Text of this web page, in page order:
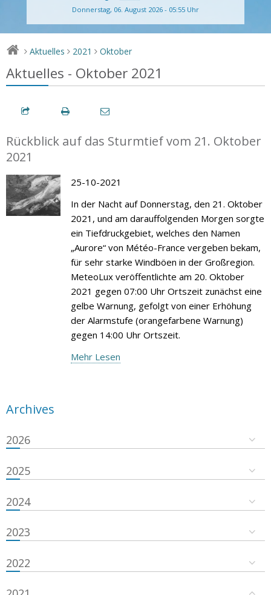
Donnerstag, 06. August 2026 - 05:55 Uhr
> Aktuelles > 2021 > Oktober
Aktuelles - Oktober 2021
Rückblick auf das Sturmtief vom 21. Oktober
2021
25-10-2021
In der Nacht auf Donnerstag, den 21. Oktober
2021, und am darauffolgenden Morgen sorgte
ein Tiefdruckgebiet, welches den Namen
„Aurore“ von Météo-France vergeben bekam,
für sehr starke Windböen in der Großregion.
MeteoLux veröffentlichte am 20. Oktober
2021 gegen 07:00 Uhr Ortszeit zunächst eine
gelbe Warnung, gefolgt von einer Erhöhung
der Alarmstufe (orangefarbene Warnung)
gegen 14:00 Uhr Ortszeit.
Mehr Lesen
Archives
2026
2025
2024
2023
2022